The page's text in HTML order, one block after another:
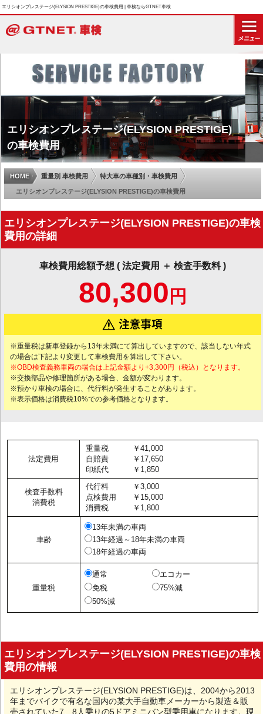
エリシオンプレステージ(ELYSION PRESTIGE)の車検費用 | 車検ならGTNET車検
エリシオンプレステージ(ELYSION PRESTIGE)
の車検費用
HOME 重量別 車検費用 特大車の車種別・車検費用
エリシオンプレステージ(ELYSION PRESTIGE)の車検費用
エリシオンプレステージ(ELYSION PRESTIGE)の車検
費用の詳細
車検費用総額予想 ( 法定費用 ＋ 検査手数料 )
80,300 円
※重量税は新車登録から13年未満にて算出していますので、該当しない年式
の場合は下記より変更して車検費用を算出して下さい。
※OBD検査義務車両の場合は上記金額より+3,300円（税込）となります。
※交換部品や修理箇所がある場合、金額が変わります。
※預かり車検の場合に、代行料が発生することがあります。
※表示価格は消費税10%での参考価格となります。
法定費用
重量税
￥41,000
自賠責
￥17,650
印紙代
￥1,850
検査手数料
消費税
代行料
￥3,000
点検費用
￥15,000
消費税
￥1,800
車齢
13年未満の車両
13年経過～18年未満の車両
18年経過の車両
重量税
通常
エコカー
免税
75%減
50%減
エリシオンプレステージ(ELYSION PRESTIGE)の車検
費用の情報
エリシオンプレステージ(ELYSION PRESTIGE)は、2004から2013
年までバイクで有名な国内の某大手自動車メーカーから製造＆販
売されていた7、8人乗りの5ドアミニバン型乗用車になります。現